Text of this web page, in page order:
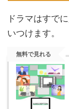
ドラマはすで
いつけます。
無料で見れる